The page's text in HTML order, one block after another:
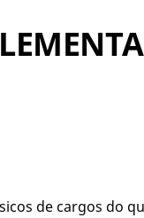
de cargos do